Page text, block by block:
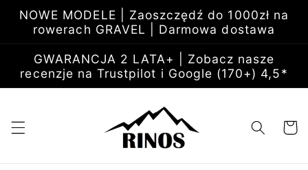
do
treści
NOWE MODELE | Zaoszczędź do 1000zł na
rowerach GRAVEL | Darmowa dostawa
GWARANCJA 2 LATA+ | Zobacz nasze
recenzje na Trustpilot i Google (170+) 4,5*
Koszyk